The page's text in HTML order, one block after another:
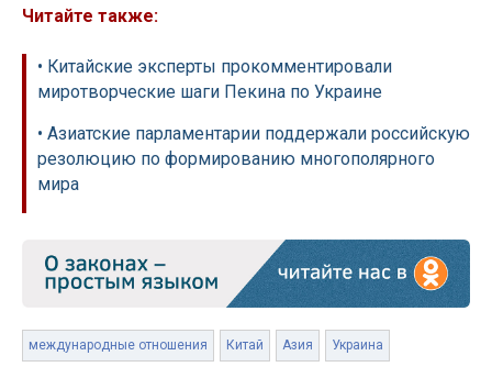
Читайте также:
• Китайские эксперты прокомментировали
миротворческие шаги Пекина по Украине
• Азиатские парламентарии поддержали российскую
резолюцию по формированию многополярного
мира
международные отношения Китай Азия Украина